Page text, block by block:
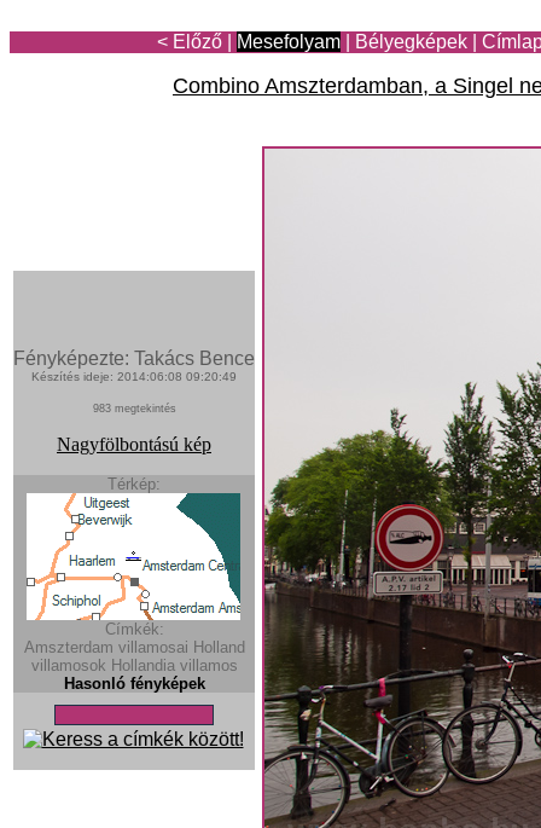
< Előző Mesefolyam Bélyegképek
Combino Amszterdamban, a Singel
Fényképezte: Takács Bence
Készítés ideje: 2014:06:08 09:20:49
983 megtekintés
Nagyfölbontású kép
Térkép:
Címkék:
Amszterdam villamosai Holland
villamosok Hollandia villamos
Hasonló fényképek